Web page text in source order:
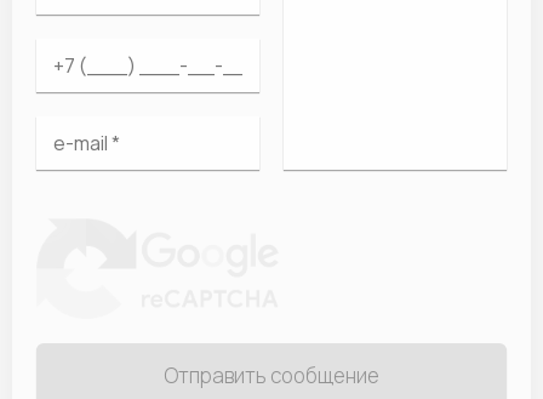
Отправить сообщение